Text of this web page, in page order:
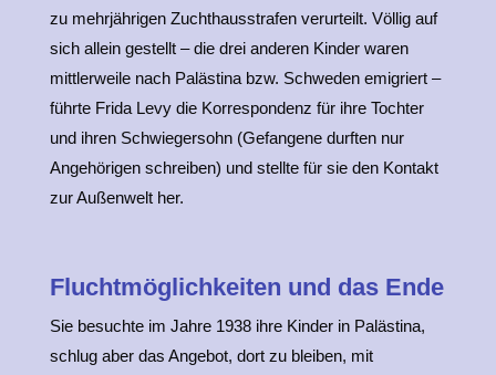
zu mehrjährigen Zuchthausstrafen verurteilt. Völlig auf
sich allein gestellt – die drei anderen Kinder waren
mittlerweile nach Palästina bzw. Schweden emigriert –
führte Frida Levy die Korrespondenz für ihre Tochter
und ihren Schwiegersohn (Gefangene durften nur
Angehörigen schreiben) und stellte für sie den Kontakt
zur Außenwelt her.
Fluchtmöglichkeiten und das Ende
Sie besuchte im Jahre 1938 ihre Kinder in Palästina,
schlug aber das Angebot, dort zu bleiben, mit